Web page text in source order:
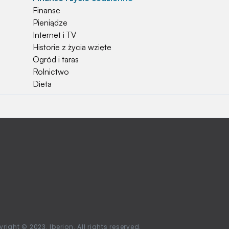
Finanse
Pieniądze
Internet i TV
Historie z życia wzięte
Ogród i taras
Rolnictwo
Dieta
Najchętniej czytane
© 2023. Iberion. All rights reserved.